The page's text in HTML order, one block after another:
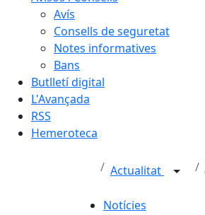
Avís
Consells de seguretat
Notes informatives
Bans
Butlletí digital
L'Avançada
RSS
Hemeroteca
Actualitat
Notícies